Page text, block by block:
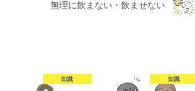
無理に飲まない・飲ませない
知識 知識